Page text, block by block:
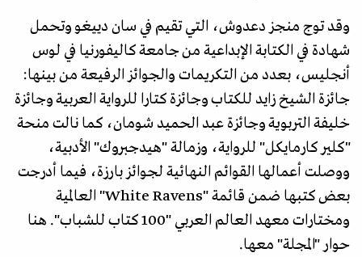
وقد توج منجز دعدوش، التي تقيم في سان دييغو وتحمل
شهادة في الكتابة الإبداعية من جامعة كاليفورنيا في لوس
أنجليس، بعدد من التكريمات والجوائز الرفيعة من بينها:
جائزة الشيخ زايد للكتاب وجائزة كتارا للرواية العربية وجائزة
خليفة التربوية وجائزة عبد الحميد شومان، كما نالت منحة
"كلير كارمايكل" للرواية، وزمالة "هيدجبروك" الأدبية،
ووصلت أعمالها القوائم النهائية لجوائز بارزة، فيما أدرجت
بعض كتبها ضمن قائمة "White Ravens" العالمية
ومختارات معهد العالم العربي "100 كتاب للشباب". هنا
حوار "المجلة" معها.